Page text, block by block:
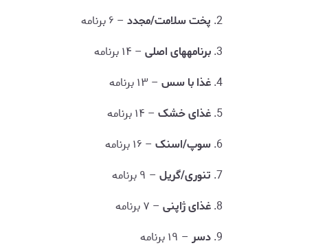
2. پخت سلامت/مجدد – ۶ برنامه
3. برنامههای اصلی – ۱۴ برنامه
4. غذا با سس – ۱۳ برنامه
5. غذای خشک – ۱۴ برنامه
6. سوپ/اسنک – ۱۶ برنامه
7. تنوری/گریل – ۹ برنامه
8. غذای ژاپنی – ۷ برنامه
9. دسر – ۱۹ برنامه